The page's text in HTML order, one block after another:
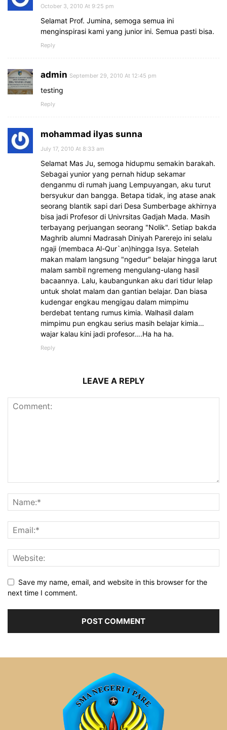
October 3, 2010 At 9:25 pm
Selamat Prof. Jumina, semoga semua ini
menginspirasi kami yang junior ini. Semua pasti bisa.
Reply
admin September 29, 2010 At 12:45 pm
testing
Reply
mohammad ilyas sunna
July 17, 2010 At 8:33 am
Selamat Mas Ju, semoga hidupmu semakin barakah.
Sebagai yunior yang pernah hidup sekamar
denganmu di rumah juang Lempuyangan, aku turut
bersyukur dan bangga. Betapa tidak, ing atase anak
seorang blantik sapi dari Desa Sumberbage akhirnya
bisa jadi Profesor di Univrsitas Gadjah Mada. Masih
terbayang perjuangan seorang "Nolik". Setiap bakda
Maghrib alumni Madrasah Diniyah Parerejo ini selalu
ngaji (membaca Al-Qur`an)hingga Isya. Setelah
makan malam langsung "ngedur" belajar hingga larut
malam sambil ngremeng mengulang-ulang hasil
bacaannya. Lalu, kaubangunkan aku dari tidur lelap
untuk sholat malam dan gantian belajar. Dan biasa
kudengar engkau mengigau dalam mimpimu
berdebat tentang rumus kimia. Walhasil dalam
mimpimu pun engkau serius masih belajar kimia…
wajar kalau kini jadi profesor….Ha ha ha.
Reply
LEAVE A REPLY
Save my name, email, and website in this browser for the
next time I comment.